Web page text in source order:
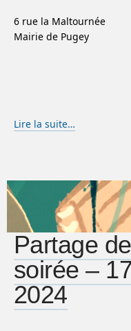
6 rue la Maltournée
Mairie de Pugey
Lire la suite…
Partage
soirée –
2024